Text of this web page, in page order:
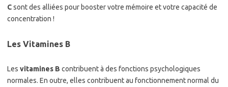
Csont des alliées pour booster votre mémoire et votre capacité de
concentration !
Les Vitamines B
Les vitamines B contribuent à des fonctions psychologiques
normales. En outre, elles contribuent au fonctionnement normal du